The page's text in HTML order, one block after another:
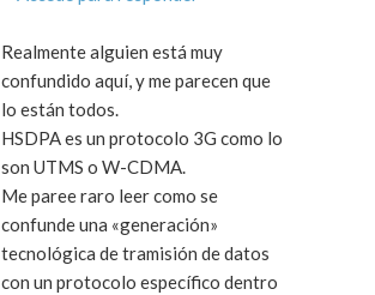
Realmente alguien está muy
confundido aquí, y me parecen que
lo están todos.
HSDPA es un protocolo 3G como lo
son UTMS o W-CDMA.
Me paree raro leer como se
confunde una «generación»
tecnológica de tramisión de datos
con un protocolo específico dentro